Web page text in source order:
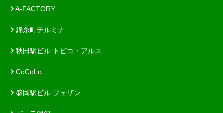
A-FACTORY
錦糸町テルミナ
秋田駅ビル トピコ・アルス
CoCoLo
盛岡駅ビル フェザン